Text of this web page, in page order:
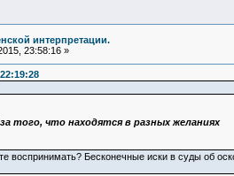
интерпретации.
23:58:16 »
того, что находятся в разных желаниях
воспринимать? Бесконечные иски в суды об